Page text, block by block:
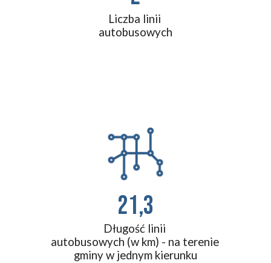
Liczba linii
autobusowych
21,3
Długość linii
autobusowych (w km) - na terenie
gminy w jednym kierunku